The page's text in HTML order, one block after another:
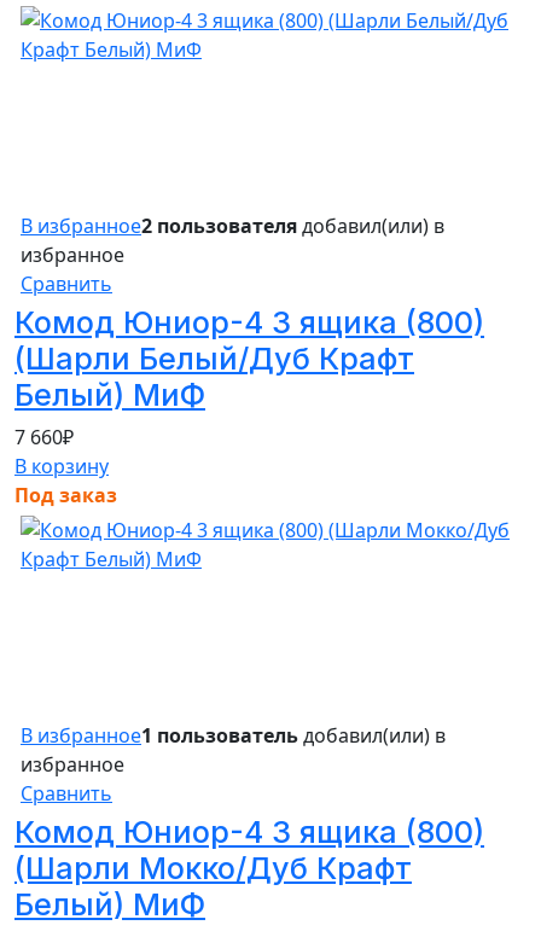
В избранное2 пользователядобавил(или) в
избранное
Сравнить
Комод Юниор-4 3 ящика (800)
(Шарли Белый/Дуб Крафт
Белый) МиФ
7 660₽
В корзину
Под заказ
В избранное1 пользовательдобавил(или) в
избранное
Сравнить
Комод Юниор-4 3 ящика (800)
(Шарли Мокко/Дуб Крафт
Белый) МиФ